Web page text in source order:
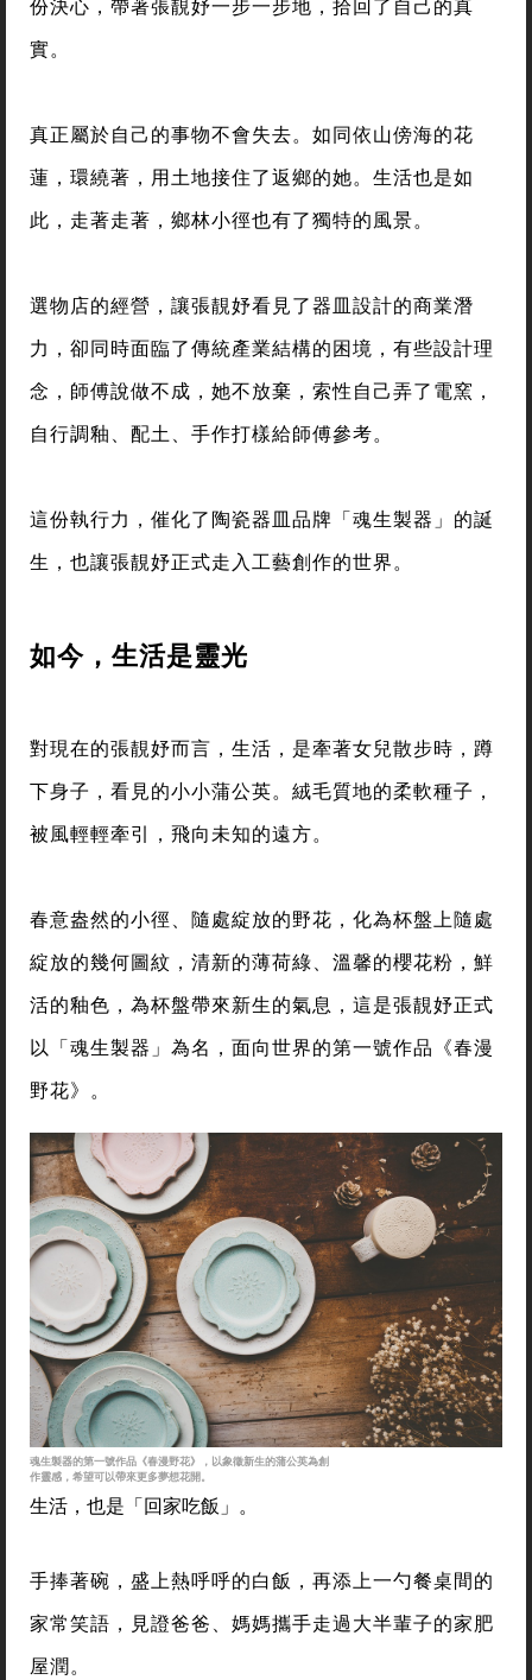
份決心，帶著張靚妤一步一步地，拾回了自己的真
實。
真正屬於自己的事物不會失去。如同依山傍海的花
蓮，環繞著，用土地接住了返鄉的她。生活也是如
此，走著走著，鄉林小徑也有了獨特的風景。
選物店的經營，讓張靚妤看見了器皿設計的商業潛
力，卻同時面臨了傳統產業結構的困境，有些設計理
念，師傅說做不成，她不放棄，索性自己弄了電窯，
自行調釉、配土、手作打樣給師傅參考。
這份執行力，催化了陶瓷器皿品牌「魂生製器」的誕
生，也讓張靚妤正式走入工藝創作的世界。
如今，生活是靈光
對現在的張靚妤而言，生活，是牽著女兒散步時，蹲
下身子，看見的小小蒲公英。絨毛質地的柔軟種子，
被風輕輕牽引，飛向未知的遠方。
春意盎然的小徑、隨處綻放的野花，化為杯盤上隨處
綻放的幾何圖紋，清新的薄荷綠、溫馨的櫻花粉，鮮
活的釉色，為杯盤帶來新生的氣息，這是張靚妤正式
以「魂生製器」為名，面向世界的第一號作品《春漫
野花》。
魂生製器的第一號作品《春漫野花》，以象徵新生的蒲公英為創
作靈感，希望可以帶來更多夢想花開。
生活，也是「回家吃飯」。
手捧著碗，盛上熱呼呼的白飯，再添上一勺餐桌間的
家常笑語，見證爸爸、媽媽攜手走過大半輩子的家肥
屋潤。